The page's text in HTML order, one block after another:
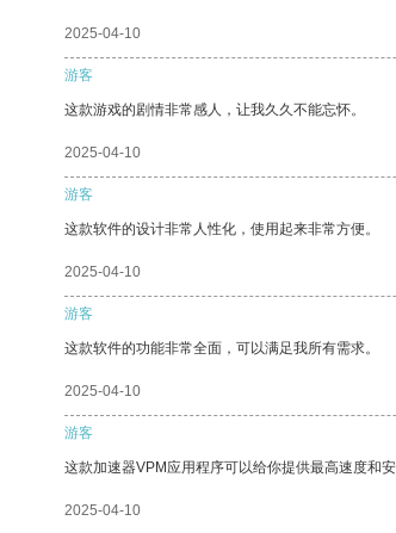
2025-04-10
游客
这款游戏的剧情非常感人，让我久久不能忘怀。
2025-04-10
游客
这款软件的设计非常人性化，使用起来非常方便。
2025-04-10
游客
这款软件的功能非常全面，可以满足我所有需求。
2025-04-10
游客
这款加速器VPM应用程序可以给你提供最高速度和
2025-04-10